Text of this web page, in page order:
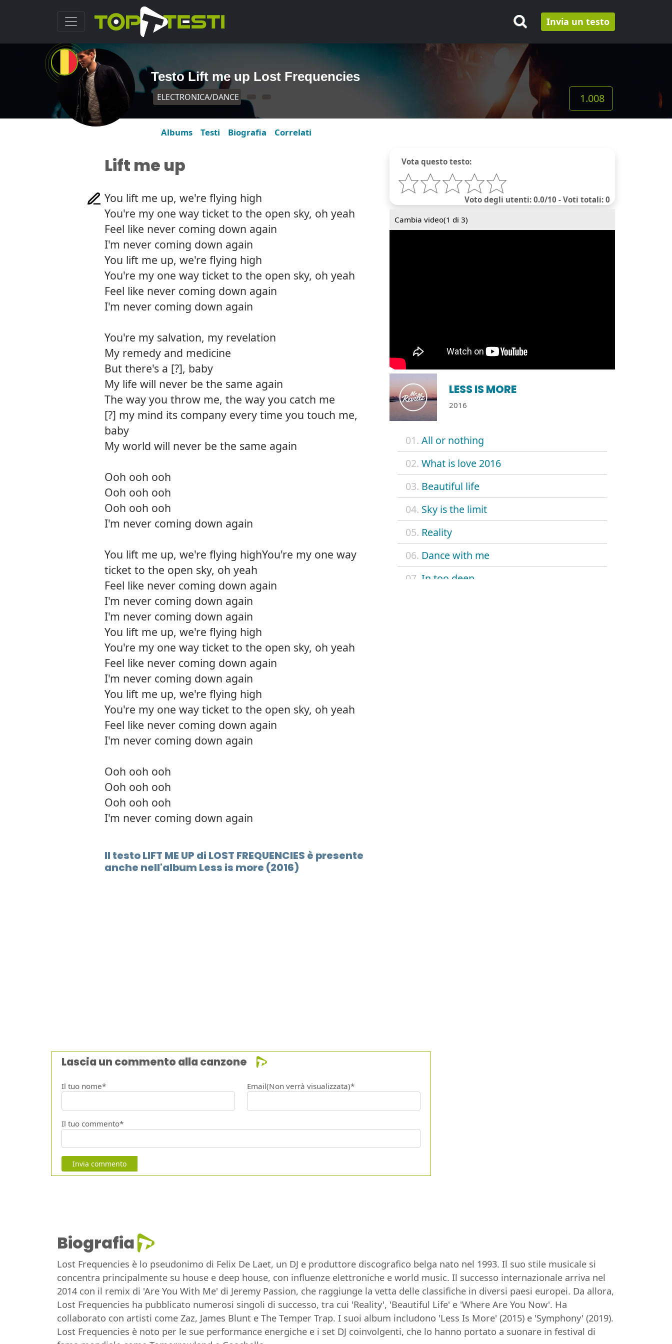
Invia un testo
Testo Lift me up Lost Frequencies
ELECTRONICA/DANCE 1.008
Albums Testi Biografia Correlati
Vota questo testo:
Voto degli utenti: 0.0/10 - Voti totali: 0
Cambia video(1 di 3)
LESS IS MORE
2016
01. All or nothing
02. What is love 2016
03. Beautiful life
04. Sky is the limit
05. Reality
06. Dance with me
07. In too deep
Lift me up
You lift me up, we're flying high
You're my one way ticket to the open sky, oh yeah
Feel like never coming down again
I'm never coming down again
You lift me up, we're flying high
You're my one way ticket to the open sky, oh yeah
Feel like never coming down again
I'm never coming down again
You're my salvation, my revelation
My remedy and medicine
But there's a [?], baby
My life will never be the same again
The way you throw me, the way you catch me
[?] my mind its company every time you touch me,
baby
My world will never be the same again
Ooh ooh ooh
Ooh ooh ooh
Ooh ooh ooh
I'm never coming down again
You lift me up, we're flying highYou're my one way
ticket to the open sky, oh yeah
Feel like never coming down again
I'm never coming down again
I'm never coming down again
You lift me up, we're flying high
You're my one way ticket to the open sky, oh yeah
Feel like never coming down again
I'm never coming down again
You lift me up, we're flying high
You're my one way ticket to the open sky, oh yeah
Feel like never coming down again
I'm never coming down again
Ooh ooh ooh
Ooh ooh ooh
Ooh ooh ooh
I'm never coming down again
Il testo LIFT ME UP di LOST FREQUENCIES è presente
anche nell'album Less is more (2016)
Lascia un commento alla canzone
Il tuo nome* Email(Non verrà visualizzata)*
Il tuo commento*
Invia commento
Biografia
Lost Frequencies è lo pseudonimo di Felix De Laet, un DJ e produttore discografico belga nato nel 1993. Il suo stile musicale si
concentra principalmente su house e deep house, con influenze elettroniche e world music. Il successo internazionale arriva nel
2014 con il remix di 'Are You With Me' di Jeremy Passion, che raggiunge la vetta delle classifiche in diversi paesi europei. Da allora,
Lost Frequencies ha pubblicato numerosi singoli di successo, tra cui 'Reality', 'Beautiful Life' e 'Where Are You Now'. Ha
collaborato con artisti come Zaz, James Blunt e The Temper Trap. I suoi album includono 'Less Is More' (2015) e 'Symphony' (2019).
Lost Frequencies è noto per le sue performance energiche e i set DJ coinvolgenti, che lo hanno portato a suonare in festival di